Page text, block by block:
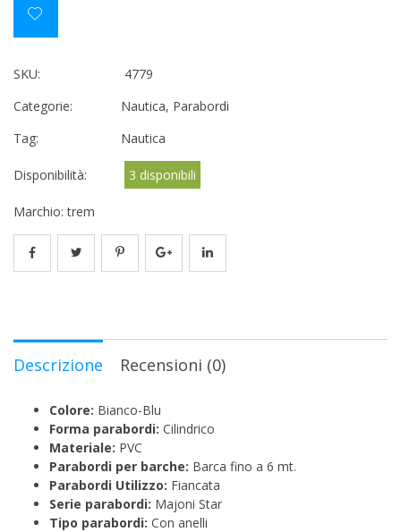
SKU:
4779
Categorie:
Nautica, Parabordi
Tag:
Nautica
Disponibilità: 3 disponibili
Marchio:trem
Descrizione Recensioni (0)
Colore: Bianco-Blu
Forma parabordi: Cilindrico
Materiale: PVC
Parabordi per barche: Barca fino a 6 mt.
Parabordi Utilizzo: Fiancata
Serie parabordi: Majoni Star
Tipo parabordi: Con anelli